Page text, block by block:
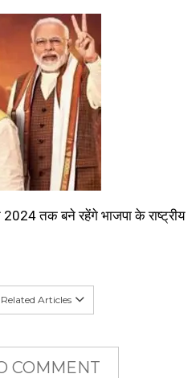
तक बने रहेंगे भाजपा के राष्ट्रीय
Articles
COMMENT